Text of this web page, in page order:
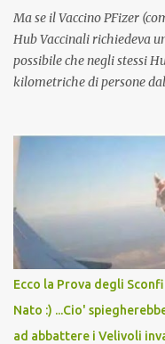
Ma se il Vaccino PFizer
Hub Vaccinali richiedeva
possibile che negli stessi
kilometriche di persone
Vaccino come: l' Amaro
andava bene anche, a
l'articolo per NON
Ecco la Prova degli
Nato :) ...Cio'
ad abbattere i Velivoli